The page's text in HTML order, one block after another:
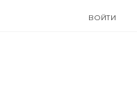
ВОЙТИ